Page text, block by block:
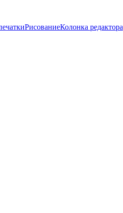
РисованиеКолонка редактора